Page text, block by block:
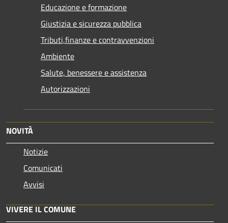
Educazione e formazione
Giustizia e sicurezza pubblica
Tributi,finanze e contravvenzioni
Ambiente
Salute, benessere e assistenza
Autorizzazioni
NOVITÀ
Notizie
Comunicati
Avvisi
VIVERE IL COMUNE